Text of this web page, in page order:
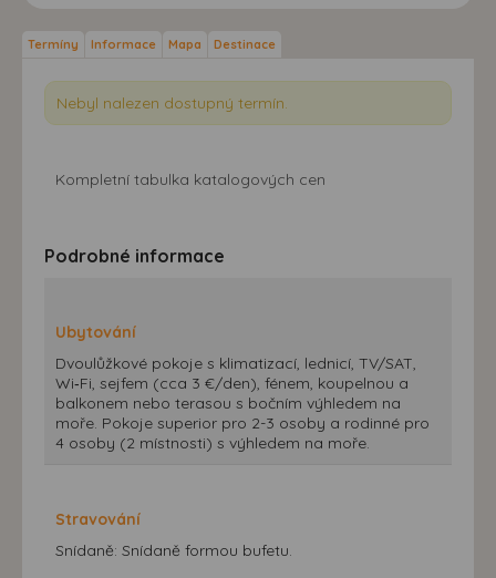
Termíny Informace Mapa Destinace
Nebyl nalezen dostupný termín.
Kompletní tabulka katalogových cen
Podrobné informace
Ubytování
Dvoulůžkové pokoje s klimatizací, lednicí, TV/SAT,
Wi‑Fi, sejfem (cca 3 €/den), fénem, koupelnou a
balkonem nebo terasou s bočním výhledem na
moře. Pokoje superior pro 2-3 osoby a rodinné pro
4 osoby (2 místnosti) s výhledem na moře.
Stravování
Snídaně: Snídaně formou bufetu.